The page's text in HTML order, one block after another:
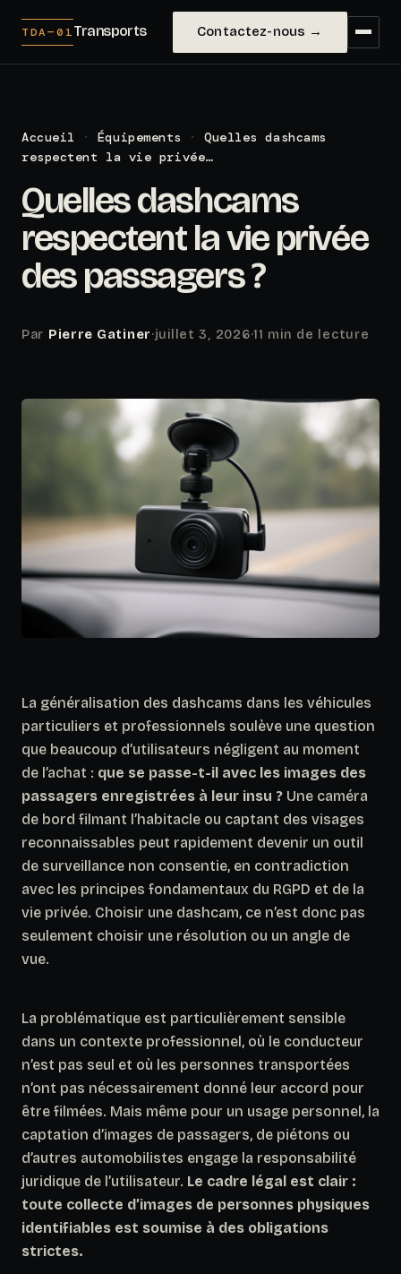
TDA—01Transports Contactez-nous →
Accueil · Équipements ·
Quelles dashcams
respectent la vie privée…
Quelles dashcams
respectent la vie privée
des passagers ?
Par Pierre Gatiner·juillet 3, 2026·11 min de lecture
La généralisation des dashcams dans les véhicules
particuliers et professionnels soulève une question
que beaucoup d’utilisateurs négligent au moment
de l’achat : que se passe-t-il avec les images des
passagers enregistrées à leur insu ? Une caméra
de bord filmant l’habitacle ou captant des visages
reconnaissables peut rapidement devenir un outil
de surveillance non consentie, en contradiction
avec les principes fondamentaux du RGPD et de la
vie privée. Choisir une dashcam, ce n’est donc pas
seulement choisir une résolution ou un angle de
vue.
La problématique est particulièrement sensible
dans un contexte professionnel, où le conducteur
n’est pas seul et où les personnes transportées
n’ont pas nécessairement donné leur accord pour
être filmées. Mais même pour un usage personnel, la
captation d’images de passagers, de piétons ou
d’autres automobilistes engage la responsabilité
juridique de l’utilisateur. Le cadre légal est clair :
toute collecte d’images de personnes physiques
identifiables est soumise à des obligations
strictes.